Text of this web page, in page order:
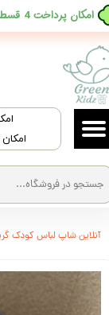
حساب کاربری من
تغییر گذر واژه
سفارشات
خروج از حساب
​امکان پرداخت 4 قسطه بدون کارمزد، در ترب پی فعال شد
آنلاین شاپ لباس کودک